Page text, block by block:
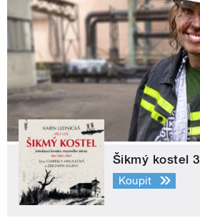
Šikmý kostel 3
Koupit